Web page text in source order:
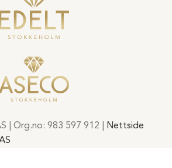
| Org.no: 983 597 912 | Nettside